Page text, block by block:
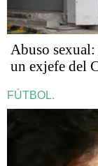
Abuso
un exjefe del
FÚTBOL.